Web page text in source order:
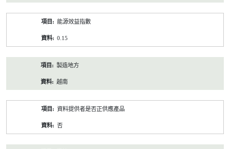
能源效益指數
0.15
製造地方
越南
資料提供者是否正供應產品
否